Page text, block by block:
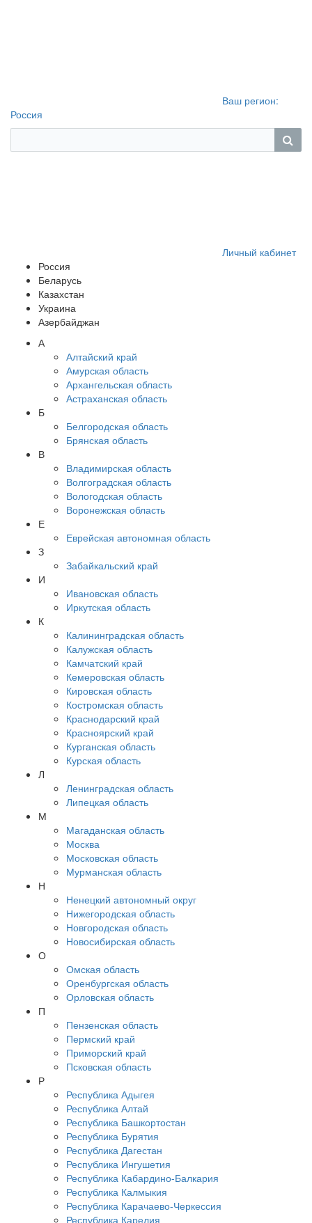
Ваш регион:
Россия
Личный кабинет
Россия
Беларусь
Казахстан
Украина
Азербайджан
А
Алтайский край
Амурская область
Архангельская область
Астраханская область
Б
Белгородская область
Брянская область
В
Владимирская область
Волгоградская область
Вологодская область
Воронежская область
Е
Еврейская автономная область
З
Забайкальский край
И
Ивановская область
Иркутская область
К
Калининградская область
Калужская область
Камчатский край
Кемеровская область
Кировская область
Костромская область
Краснодарский край
Красноярский край
Курганская область
Курская область
Л
Ленинградская область
Липецкая область
М
Магаданская область
Москва
Московская область
Мурманская область
Н
Ненецкий автономный округ
Нижегородская область
Новгородская область
Новосибирская область
О
Омская область
Оренбургская область
Орловская область
П
Пензенская область
Пермский край
Приморский край
Псковская область
Р
Республика Адыгея
Республика Алтай
Республика Башкортостан
Республика Бурятия
Республика Дагестан
Республика Ингушетия
Республика Кабардино-Балкария
Республика Калмыкия
Республика Карачаево-Черкессия
Республика Карелия